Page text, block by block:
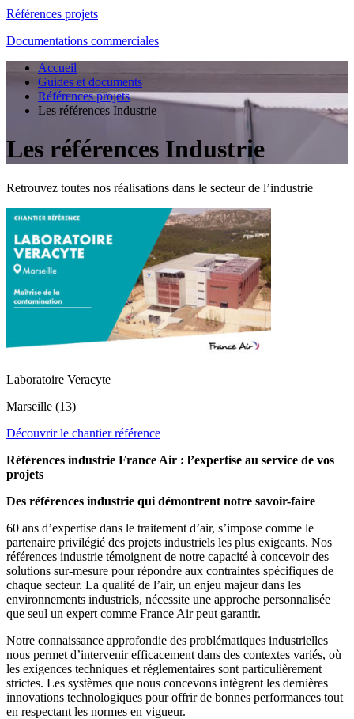
Références projets
Documentations commerciales
Accueil
Guides et documents
Références projets
Les références Industrie
Les références Industrie
Retrouvez toutes nos réalisations dans le secteur de l’industrie
Laboratoire Veracyte
Marseille (13)
Découvrir le chantier référence
Références industrie France Air : l’expertise au service de vos
projets
Des références industrie qui démontrent notre savoir-faire
60 ans d’expertise dans le traitement d’air, s’impose comme le
partenaire privilégié des projets industriels les plus exigeants. Nos
références industrie témoignent de notre capacité à concevoir des
solutions sur-mesure pour répondre aux contraintes spécifiques de
chaque secteur. La qualité de l’air, un enjeu majeur dans les
environnements industriels, nécessite une approche personnalisée
que seul un expert comme France Air peut garantir.
Notre connaissance approfondie des problématiques industrielles
nous permet d’intervenir efficacement dans des contextes variés, où
les exigences techniques et réglementaires sont particulièrement
strictes. Les systèmes que nous concevons intègrent les dernières
innovations technologiques pour offrir de bonnes performances tout
en respectant les normes en vigueur.